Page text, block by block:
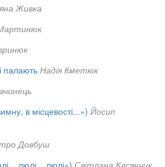
Живка
палають Надія Кметюк
в місцевості...») Йосип
Довбуш